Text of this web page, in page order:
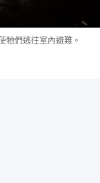
牠們逃往室內避難。